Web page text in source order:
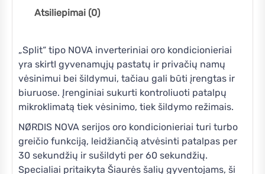
Atsiliepimai (0)
„Split“ tipo NOVA inverteriniai oro kondicionieriai
yra skirtI gyvenamųjų pastatų ir privačių namų
vėsinimui bei šildymui, tačiau gali būti įrengtas ir
biuruose. Įrenginiai sukurti kontroliuoti patalpų
mikroklimatą tiek vėsinimo, tiek šildymo režimais.
NØRDIS NOVA serijos oro kondicionieriai turi turbo
greičio funkciją, leidžiančią atvėsinti patalpas per
30 sekundžių ir sušildyti per 60 sekundžių.
Specialiai pritaikyta Šiaurės šalių gyventojams, ši